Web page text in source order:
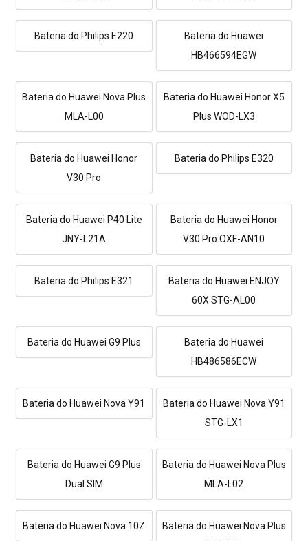
Bateria do Philips E220
Bateria do Huawei
HB466594EGW
Bateria do Huawei Nova Plus
MLA-L00
Bateria do Huawei Honor X5
Plus WOD-LX3
Bateria do Huawei Honor
V30 Pro
Bateria do Philips E320
Bateria do Huawei P40 Lite
JNY-L21A
Bateria do Huawei Honor
V30 Pro OXF-AN10
Bateria do Philips E321
Bateria do Huawei ENJOY
60X STG-AL00
Bateria do Huawei G9 Plus
Bateria do Huawei
HB486586ECW
Bateria do Huawei Nova Y91
Bateria do Huawei Nova Y91
STG-LX1
Bateria do Huawei G9 Plus
Dual SIM
Bateria do Huawei Nova Plus
MLA-L02
Bateria do Huawei Nova 10Z
Bateria do Huawei Nova Plus